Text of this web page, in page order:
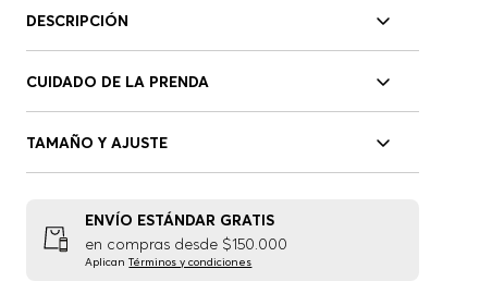
DESCRIPCIÓN
CUIDADO DE LA PRENDA
TAMAÑO Y AJUSTE
ENVÍO ESTÁNDAR GRATIS
en compras desde $150.000
AplicanTérminos y condiciones